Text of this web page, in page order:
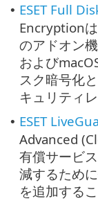
• ESET Full
Encryptionは
のアドオン
および
スク暗号化
キュリティ
• ESET
Advanced
有償サービ
減するため
を追加するこ